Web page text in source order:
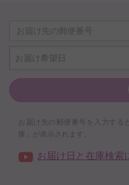
お届け希望日
お届け先の郵便番号を入力する
庫」が表示されます。
お届け日と在庫検索